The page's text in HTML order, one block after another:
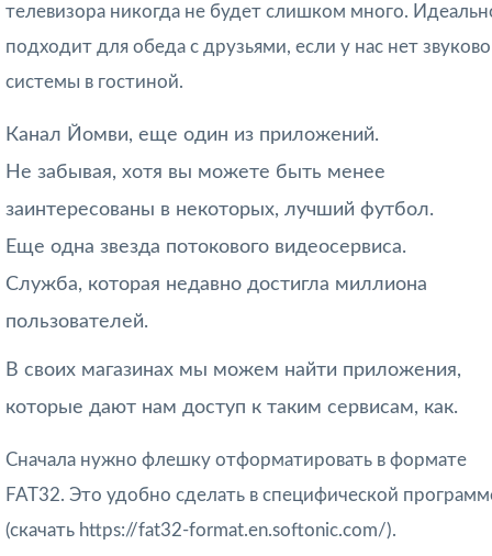
телевизора никогда не будет слишком много.
подходит для обеда с друзьями, если у нас нет
системы в гостиной.
Канал Йомви, еще один из приложений.
Не забывая, хотя вы можете быть менее
заинтересованы в некоторых, лучший футбол.
Еще одна звезда потокового видеосервиса.
Служба, которая недавно достигла миллиона
пользователей.
В своих магазинах мы можем найти приложения,
которые дают нам доступ к таким сервисам, как.
Сначала нужно флешку отформатировать в формате
FAT32. Это удобно сделать в специфической
(скачать https://fat32-format.en.softonic.com/).